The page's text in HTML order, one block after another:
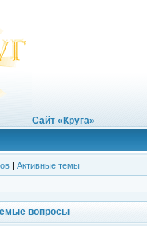
Сайт «Круга»
| Активные темы
вопросы